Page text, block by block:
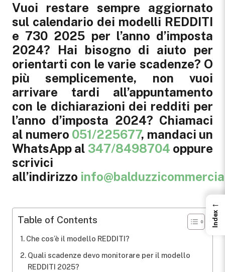
Vuoi restare sempre aggiornato
sul calendario dei modelli REDDITI
e 730 2025 per l’anno d’imposta
2024? Hai bisogno di aiuto per
orientarti con le varie scadenze? O
più semplicemente, non vuoi
arrivare tardi all’appuntamento
con le dichiarazioni dei redditi per
l’anno d’imposta 2024? Chiamaci
al numero 051/225677, mandaci un
WhatsApp al 347/8498704 oppure
scrivici
all’indirizzo
Table of Contents
Che cos’è il modello REDDITI?
Quali scadenze devo monitorare per il modello
REDDITI 2025?
←
Index